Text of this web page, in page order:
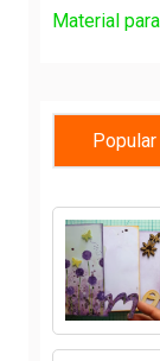
Material
Popular